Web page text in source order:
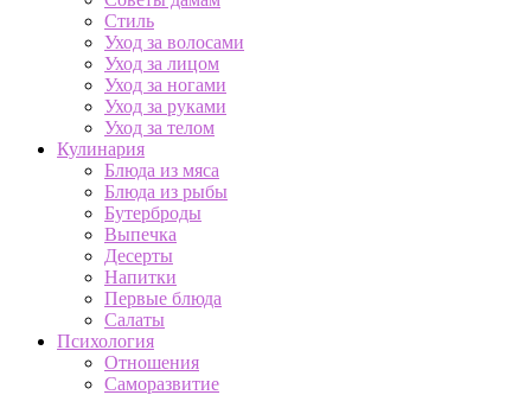
Стиль
Уход за волосами
Уход за лицом
Уход за ногами
Уход за руками
Уход за телом
Кулинария
Блюда из мяса
Блюда из рыбы
Бутерброды
Выпечка
Десерты
Напитки
Первые блюда
Салаты
Психология
Отношения
Саморазвитие